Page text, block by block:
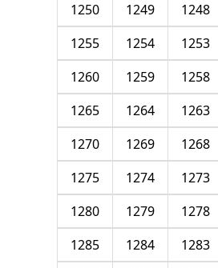
1248
1249
1250
1253
1254
1255
1258
1259
1260
1263
1264
1265
1268
1269
1270
1273
1274
1275
1278
1279
1280
1283
1284
1285